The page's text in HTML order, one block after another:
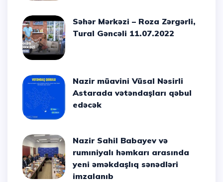
Səhər Mərkəzi – Roza Zərgərli,
Tural Gəncəli 11.07.2022
Nazir müavini Vüsal Nəsirli
Astarada vətəndaşları qəbul
edəcək
Nazir Sahil Babayev və
rumıniyalı həmkarı arasında
yeni əməkdaşlıq sənədləri
imzalanıb